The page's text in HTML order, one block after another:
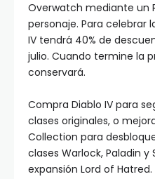
Overwatch mediante un
personaje. Para celebrar
IV tendrá 40% de
julio. Cuando termine la
conservará.
Compra Diablo IV para
clases originales, o
Collection para
clases Warlock, Paladin
expansión Lord of Hatred.